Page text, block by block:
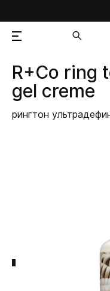
добавлен
R+Co ring
gel creme
рингтон